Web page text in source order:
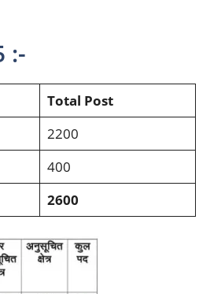
:-
Total Post
2200
400
2600